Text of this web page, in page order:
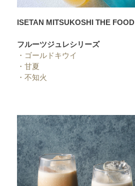
ISETAN MITSUKOSHI THE FOOD
フルーツジュレシリーズ
・ ゴールドキウイ
・ 甘夏
・ 不知火